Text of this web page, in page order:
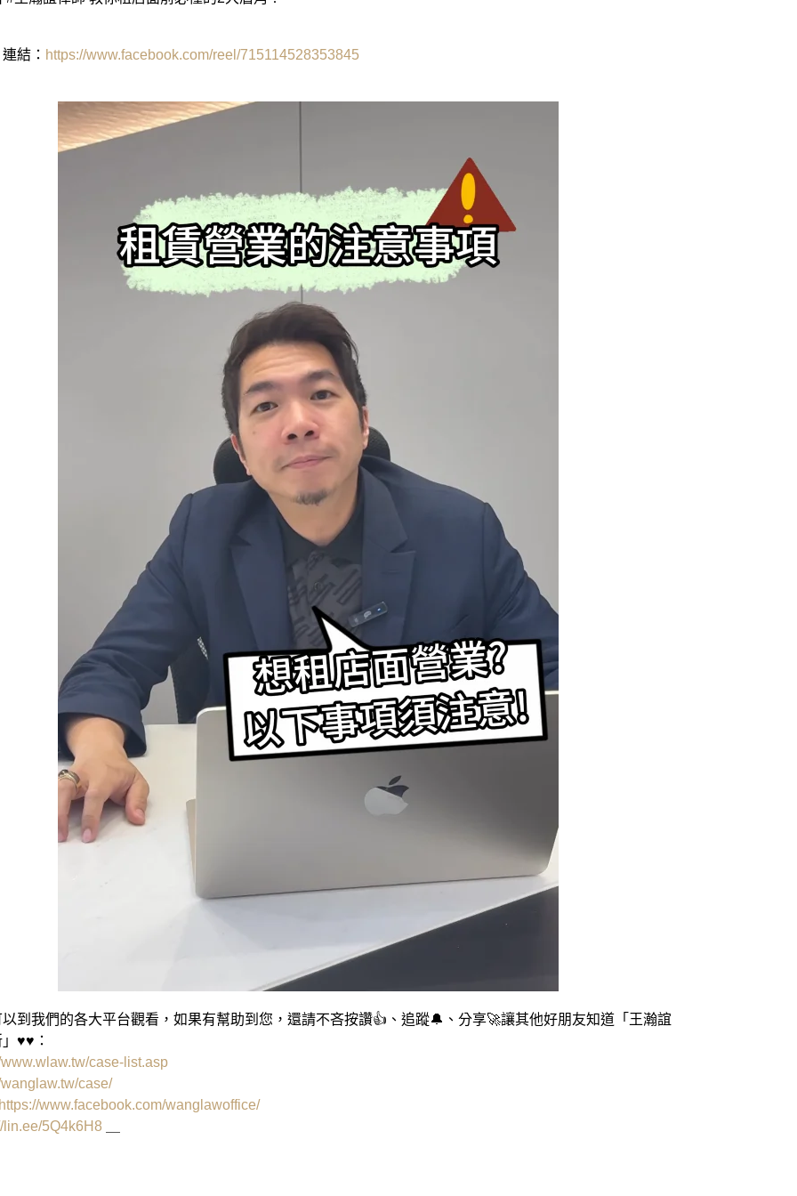
結： https://www.facebook.com/reel/715114528353845
到我們的各大平台觀看，如果有幫助到您，還請不吝按讚👍、追蹤🔔、分享🚀讓其他好朋友知道「王瀚誼
♥♥：
case-list.asp
case/
www.facebook.com/wanglawoffice/
lin.ee/5Q4k6H8